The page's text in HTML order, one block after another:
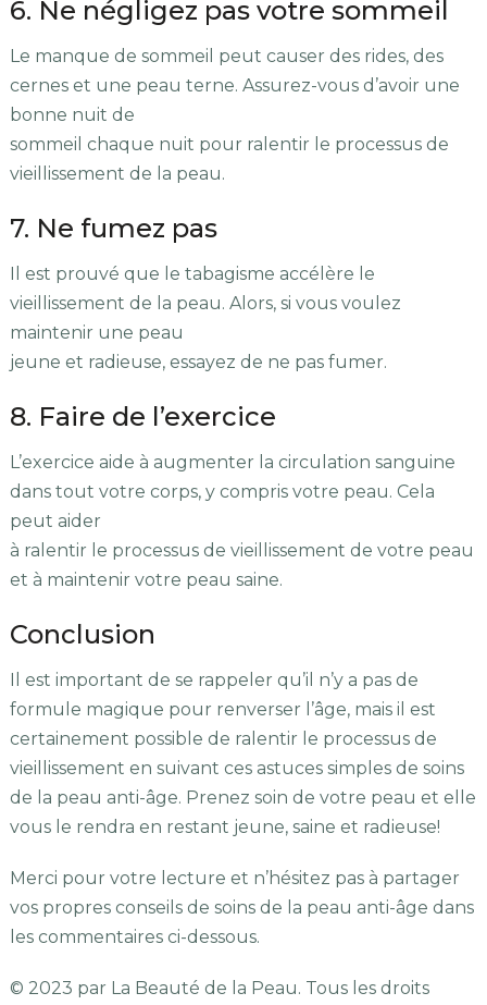
6. Ne négligez pas votre sommeil
Le manque de sommeil peut causer des rides, des
cernes et une peau terne. Assurez-vous d’avoir une
bonne nuit de
sommeil chaque nuit pour ralentir le processus de
vieillissement de la peau.
7. Ne fumez pas
Il est prouvé que le tabagisme accélère le
vieillissement de la peau. Alors, si vous voulez
maintenir une peau
jeune et radieuse, essayez de ne pas fumer.
8. Faire de l’exercice
L’exercice aide à augmenter la circulation sanguine
dans tout votre corps, y compris votre peau. Cela
peut aider
à ralentir le processus de vieillissement de votre peau
et à maintenir votre peau saine.
Conclusion
Il est important de se rappeler qu’il n’y a pas de
formule magique pour renverser l’âge, mais il est
certainement possible de ralentir le processus de
vieillissement en suivant ces astuces simples de soins
de la peau anti-âge. Prenez soin de votre peau et elle
vous le rendra en restant jeune, saine et radieuse!
Merci pour votre lecture et n’hésitez pas à partager
vos propres conseils de soins de la peau anti-âge dans
les commentaires ci-dessous.
© 2023 par La Beauté de la Peau. Tous les droits